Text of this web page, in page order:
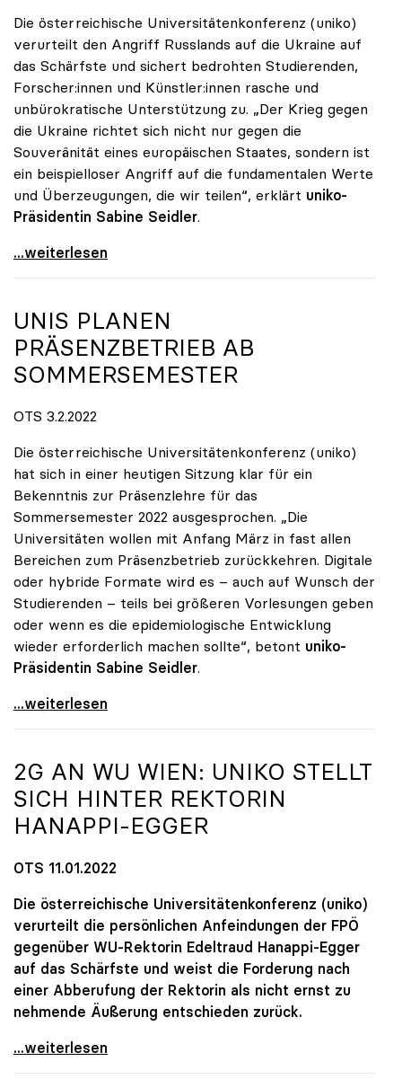
Die österreichische Universitätenkonferenz (uniko)
verurteilt den Angriff Russlands auf die Ukraine auf
das Schärfste und sichert bedrohten Studierenden,
Forscher:innen und Künstler:innen rasche und
unbürokratische Unterstützung zu. „Der Krieg gegen
die Ukraine richtet sich nicht nur gegen die
Souveränität eines europäischen Staates, sondern ist
ein beispielloser Angriff auf die fundamentalen Werte
und Überzeugungen, die wir teilen“, erklärt uniko-
Präsidentin Sabine Seidler.
Solidarität mit bedrohten Studierenden und
...weiterlesen
UNIS PLANEN
PRÄSENZBETRIEB AB
SOMMERSEMESTER
OTS 3.2.2022
Die österreichische Universitätenkonferenz (uniko)
hat sich in einer heutigen Sitzung klar für ein
Bekenntnis zur Präsenzlehre für das
Sommersemester 2022 ausgesprochen. „Die
Universitäten wollen mit Anfang März in fast allen
Bereichen zum Präsenzbetrieb zurückkehren. Digitale
oder hybride Formate wird es – auch auf Wunsch der
Studierenden – teils bei größeren Vorlesungen geben
oder wenn es die epidemiologische Entwicklung
wieder erforderlich machen sollte“, betont uniko-
Präsidentin Sabine Seidler.
Unis planen Präsenzbetrieb ab Sommersemester
...weiterlesen
2G AN WU WIEN: UNIKO STELLT
SICH HINTER REKTORIN
HANAPPI-EGGER
OTS 11.01.2022
Die österreichische Universitätenkonferenz (uniko)
verurteilt die persönlichen Anfeindungen der FPÖ
gegenüber WU-Rektorin Edeltraud Hanappi-Egger
auf das Schärfste und weist die Forderung nach
einer Abberufung der Rektorin als nicht ernst zu
nehmende Äußerung entschieden zurück.
2G an WU Wien: uniko stellt sich hinter Rektorin
...weiterlesen